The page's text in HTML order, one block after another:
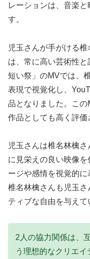
レーションは、音楽
す。
児玉さんが手がける
は、常に高い芸術性と
短い祭」のMVでは、
表現で視覚化し、
品となりました。こ
作品としても高く評価
児玉さんは椎名林檎
に見栄えの良い映像
ージや感情を視覚的
椎名林檎さんも児玉
ティブな自由を与えて
2人の協力関係は、
う理想的なクリエ